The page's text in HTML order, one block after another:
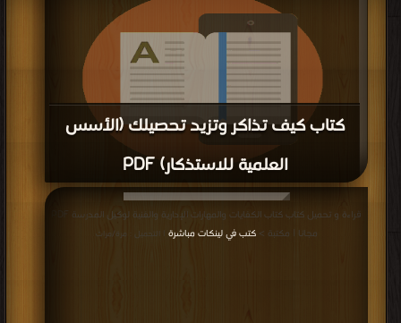
كتاب كيف تذاكر وتزيد تحصيلك (الأسس
العلمية للاستذكار) PDF
قراءة و تحميل كتاب كتاب كيف تذاكر وتزيد تحصيلك (الأسس العلمية للاستذكار)
PDF مجانا | مكتبة >
كتب في مجاني | التحميل : مرة/مرات
مجانا | مكتبة >كتب في لينكات مباشرة | التحميل : مرة/مرات